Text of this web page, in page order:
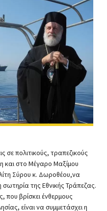
σε πολιτικούς, τραπεζικούς
και στο Μέγαρο Μαξίμου
Σύρου κ. Δωροθέου,να
σωτηρία της Εθνικής Τράπεζας.
που βρίσκει ένθερμους
είναι να συμμετάσχει η